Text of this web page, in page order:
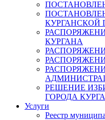
КУРГАНСКОЙ
КУРГАНА
РЕШЕНИЕ
ГОРОДА
Услуги
Реестр